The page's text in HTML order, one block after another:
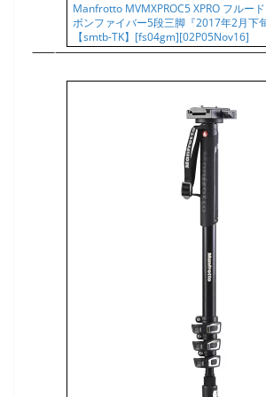
Manfrotto MVMXPROC5 XPRO フルー
ボンファイバー5段三脚『2017年2月下
【smtb-TK】[fs04gm][02P05Nov16]